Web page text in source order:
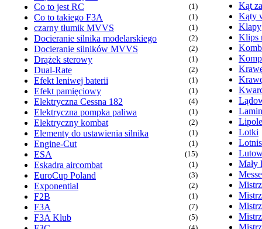
Co to jest RC (1)
Co to takiego F3A (1)
czarny tłumik MVVS (1)
Docieranie silnika modelarskiego (2)
Docieranie silników MVVS (2)
Drążek sterowy (1)
Dual-Rate (2)
Efekt leniwej baterii (1)
Efekt pamięciowy (1)
Elektryczna Cessna 182 (4)
Elektryczna pompka paliwa (1)
Elektryczny kombat (2)
Elementy do ustawienia silnika (1)
Engine-Cut (1)
ESA (15)
Eskadra aircombat (1)
EuroCup Poland (3)
Exponential (2)
F2B (1)
F3A (7)
F3A Klub (5)
Kąt
Kąty
Klapy
Klips
Lipole
Lotki
Mały